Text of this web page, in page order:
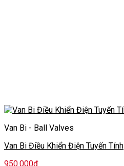
Van Bi - Ball Valves
Van Bi Điều Khiển Điện Tuyến Tính
950.000₫